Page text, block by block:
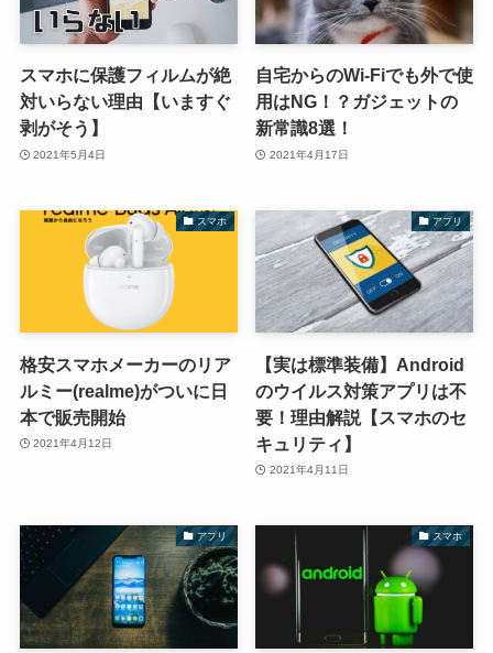
スマホに保護フィルムが絶
対いらない理由【いますぐ
剥がそう】
2021年5月4日
自宅からのWi-Fiでも外で使
用はNG！？ガジェットの
新常識8選！
2021年4月17日
スマホ
格安スマホメーカーのリア
ルミー(realme)がついに日
本で販売開始
2021年4月12日
アプリ
【実は標準装備】Android
のウイルス対策アプリは不
要！理由解説【スマホのセ
キュリティ】
2021年4月11日
アプリ スマホ